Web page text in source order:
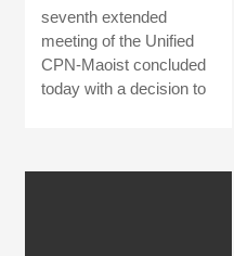
seventh extended
meeting of the Unified
CPN-Maoist concluded
today with a decision to